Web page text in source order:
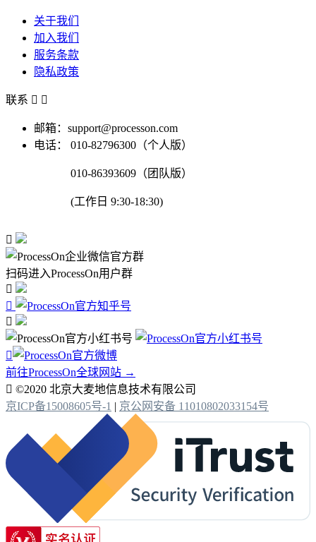
关于我们
加入我们
服务条款
隐私政策
联系  
邮箱：support@processon.com
电话：
010-82796300（个人版）
010-86393609（团队版）
(工作日 9:30-18:30)

扫码进入ProcessOn用户群




前往ProcessOn全球网站 →
 ©2020 北京大麦地信息技术有限公司
京ICP备15008605号-1 | 京公网安备 11010802033154号